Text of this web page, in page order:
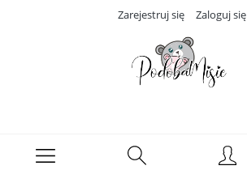
Zarejestruj się Zaloguj się